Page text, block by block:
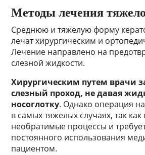
Методы лечения
Среднюю и тяжелую форму
лечат хирургическим и
Лечение направлено на
слезной жидкости.
Хирургическим путем врачи
слезный проход, не давая
носоглотку. Однако операция
в самых тяжелых случаях, так
необратимые процессы и
постоянного использования
пациентом.